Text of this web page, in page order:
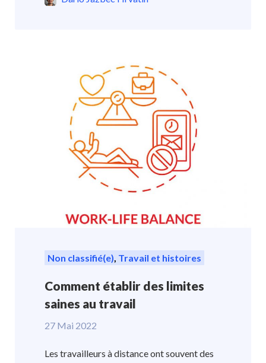
Non classifié(e), Travail et histoires
Comment établir des limites
saines au travail
27 Mai 2022
Les travailleurs à distance ont souvent des